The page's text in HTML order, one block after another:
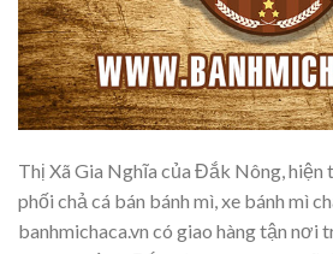
Thị Xã Gia Nghĩa của Đắk Nông, hiện
phối chả cá bán bánh mì, xe bánh mì
banhmichaca.vn có giao hàng tận nơi